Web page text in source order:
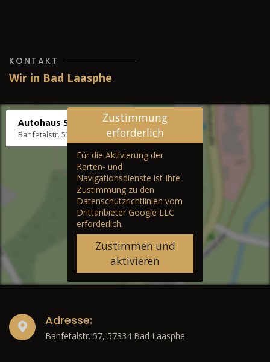
KONTAKT
Wir in Bad Laasphe
Autohaus Stenger
Banfetalstr. 57, 57334 Bad Laasphe
Zustimmung
erforderlich
Für die Aktivierung der
Karten- und
Navigationsdienste ist Ihre
Zustimmung zu den
Datenschutzrichtlinien vom
Drittanbieter Google LLC
erforderlich.
Zustimmen und
aktivieren
Adresse:
Banfetalstr. 57, 57334 Bad Laasphe